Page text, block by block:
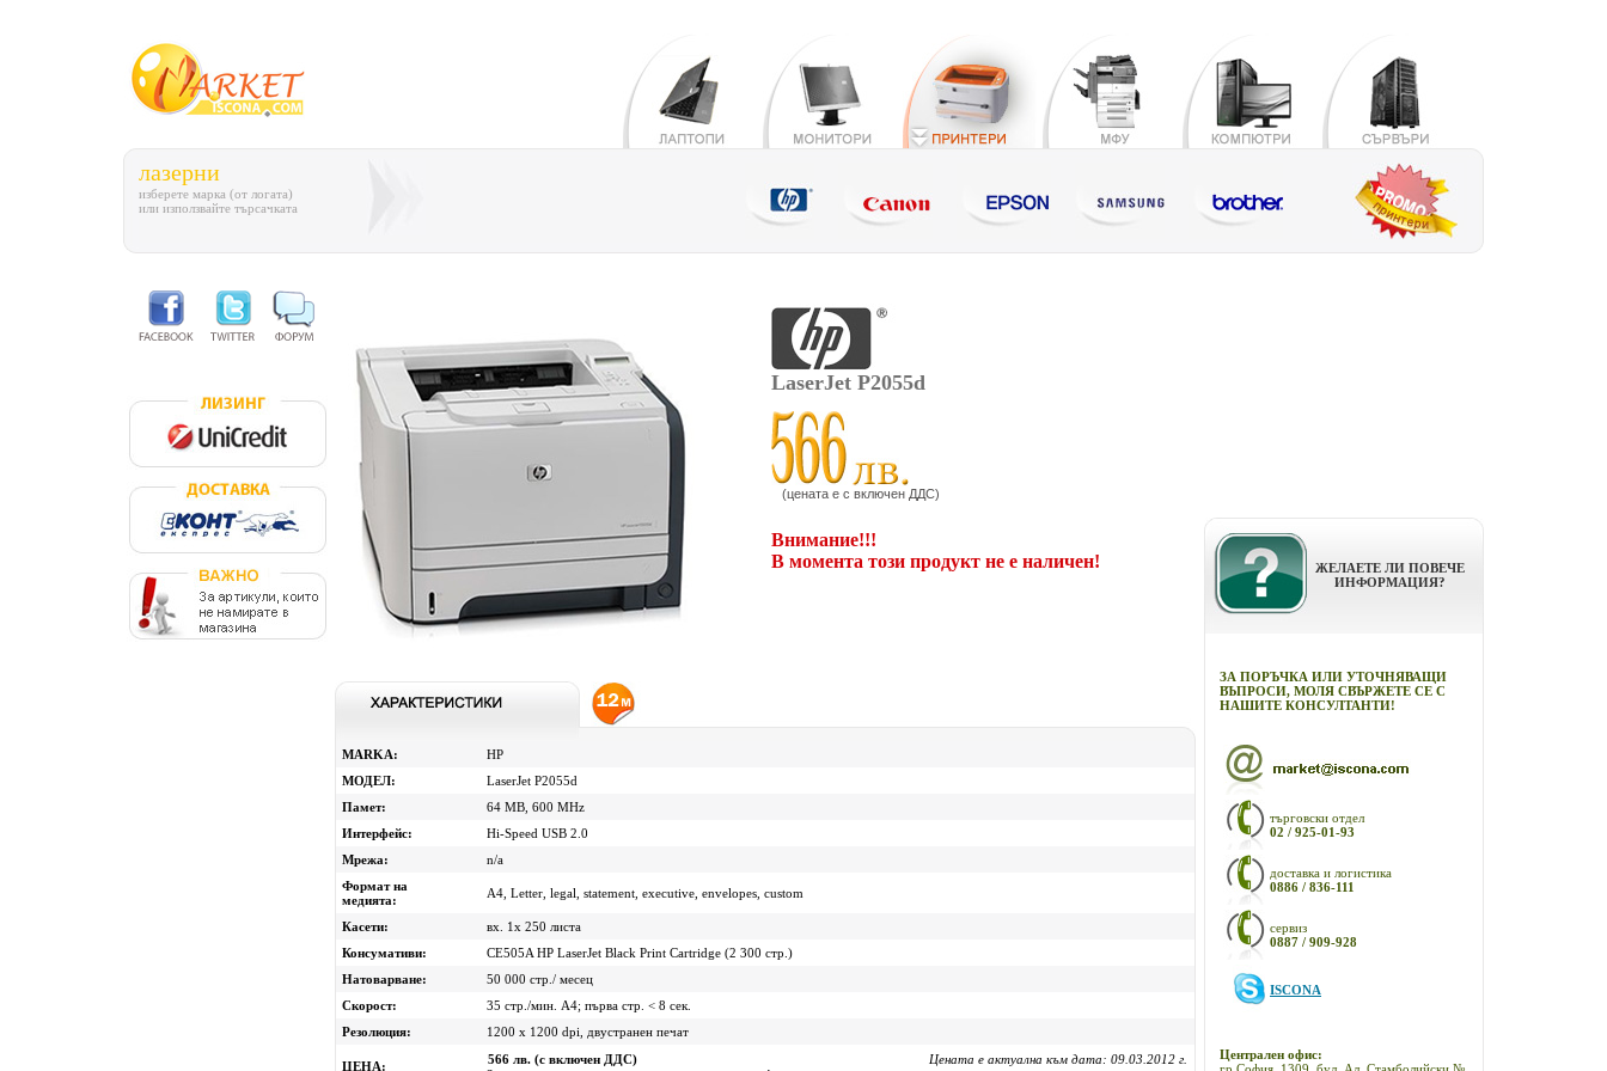
лазерни
изберете марка (от логата)
или използвайте търсачката
LaserJet P2055d
(цената е с включен ДДС)
Внимание!!!
В момента този продукт не е наличен!
MARKA:
HP
МОДЕЛ:
LaserJet P2055d
Памет:
64 MB, 600 MHz
Интерфейс:
Hi-Speed USB 2.0
Мрежа:
n/a
Формат на
медията:
A4, Letter, legal, statement, executive, envelopes, custom
Касети:
вх. 1х 250 листа
Консумативи:
CE505A HP LaserJet Black Print Cartridge (2 300 стр.)
Натоварване:
50 000 стр./ месец
Скорост:
35 стр./мин. A4; първа стр. < 8 сек.
Резолюция:
1200 x 1200 dpi, двустранен печат
ЦЕНА: 566 лв. (с включен ДДС)
Цената е актуална към дата: 09.03.2012 г.
ЖЕЛАЕТЕ ЛИ ПОВЕЧЕ
ИНФОРМАЦИЯ?
ЗА ПОРЪЧКА ИЛИ УТОЧНЯВАЩИ
ВЪПРОСИ, МОЛЯ СВЪРЖЕТЕ СЕ С
НАШИТЕ КОНСУЛТАНТИ!
търговски отдел
02 / 925-01-93
доставка и логистика
0886 / 836-111
сервиз
0887 / 909-928
ISCONA
Централен офис: